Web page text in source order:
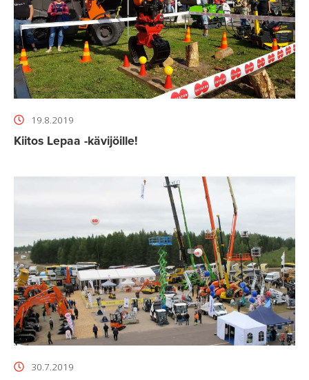
19.8.2019
Kiitos Lepaa -kävijöille!
30.7.2019